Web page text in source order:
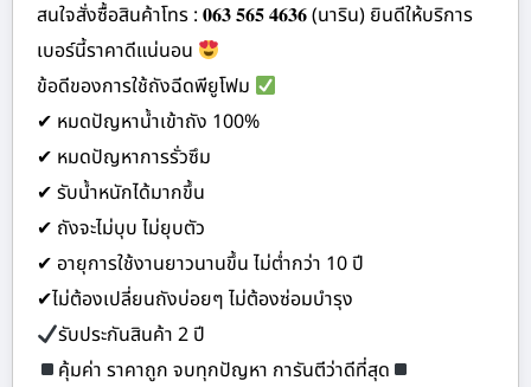
สนใจสั่งซื้อสินค้าโทร : 𝟎𝟔𝟑 𝟓𝟔𝟓 𝟒𝟔𝟑𝟔 (นาริน) ยินดีให้บริการ
เบอร์นี้ราคาดีแน่นอน
ข้อดีของการใช้ถังฉีดพียูโฟม
✔ หมดปัญหาน้ำเข้าถัง 100%
✔ หมดปัญหาการรั่วซึม
✔ รับน้ำหนักได้มากขึ้น
✔ ถังจะไม่บุบ ไม่ยุบตัว
✔ อายุการใช้งานยาวนานขึ้น ไม่ต่ำกว่า 10 ปี
✔ไม่ต้องเปลี่ยนถังบ่อยๆ ไม่ต้องซ่อมบำรุง
รับประกันสินค้า 2 ปี
คุ้มค่า ราคาถูก จบทุกปัญหา การันตีว่าดีที่สุด